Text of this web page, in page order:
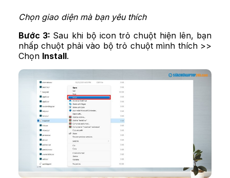
Chọn giao diện mà bạn yêu thích
Bước 3: Sau khi bộ icon trỏ chuột hiện lên, bạn
nhấp chuột phải vào bộ trỏ chuột mình thích >>
Chọn Install.